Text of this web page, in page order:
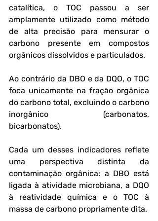
catalítica, o TOC passou a ser
amplamente utilizado como método
de alta precisão para mensurar o
carbono presente em compostos
orgânicos dissolvidos e particulados.
Ao contrário da DBO e da DQO, o TOC
foca unicamente na fração orgânica
do carbono total, excluindo o carbono
inorgânico (carbonatos,
bicarbonatos).
Cada um desses indicadores reflete
uma perspectiva distinta da
contaminação orgânica: a DBO está
ligada à atividade microbiana, a DQO
à reatividade química e o TOC à
massa de carbono propriamente dita.